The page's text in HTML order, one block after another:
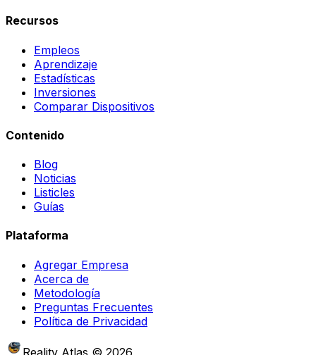
Recursos
Empleos
Aprendizaje
Estadísticas
Inversiones
Comparar Dispositivos
Contenido
Blog
Noticias
Listicles
Guías
Plataforma
Agregar Empresa
Acerca de
Metodología
Preguntas Frecuentes
Política de Privacidad
Reality Atlas © 2026